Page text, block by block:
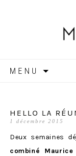
MENU
HELLO LA
1 décembre 2015
Deux semaines
combiné